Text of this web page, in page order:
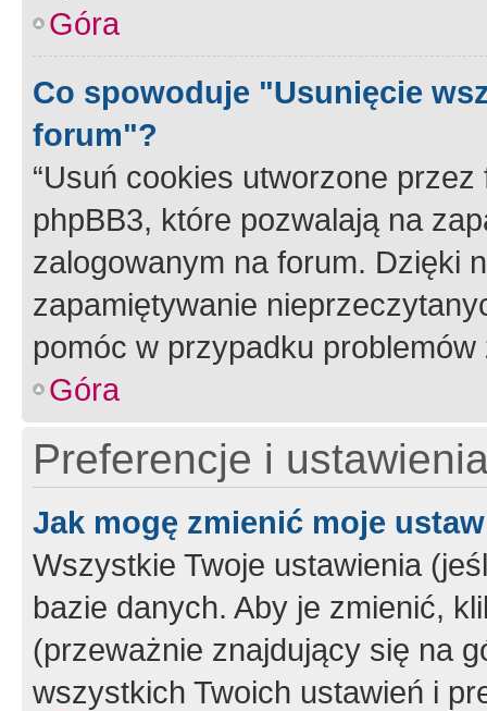
Góra
Co spowoduje "Usunięcie
forum"?
“Usuń cookies utworzone
phpBB3, które pozwalają na
zalogowanym na forum. Dzięki
zapamiętywanie
pomóc w przypadku
Góra
Preferencje i
Jak mogę zmienić moje
Wszystkie Twoje ustawienia
bazie danych. Aby je zmienić,
(przeważnie znajdujący się na
wszystkich Twoich ustawień i